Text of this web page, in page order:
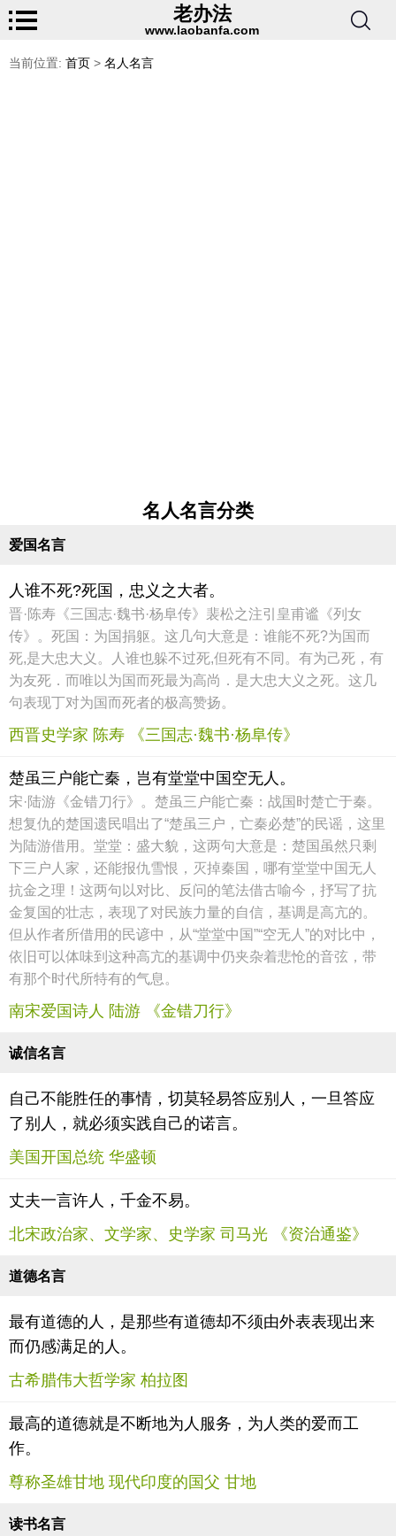
老办法
www.laobanfa.com
当前位置: 首页 > 名人名言
名人名言分类
爱国名言
人谁不死?死国，忠义之大者。
晋·陈寿《三国志·魏书·杨阜传》裴松之注引皇甫谧《列女
传》。死国：为国捐躯。这几句大意是：谁能不死?为国而
死,是大忠大义。人谁也躲不过死,但死有不同。有为己死，有
为友死．而唯以为国而死最为高尚．是大忠大义之死。这几
句表现丁对为国而死者的极高赞扬。
西晋史学家 陈寿 《三国志·魏书·杨阜传》
楚虽三户能亡秦，岂有堂堂中国空无人。
宋·陆游《金错刀行》。楚虽三户能亡秦：战国时楚亡于秦。
想复仇的楚国遗民唱出了“楚虽三户，亡秦必楚”的民谣，这里
为陆游借用。堂堂：盛大貌，这两句大意是：楚国虽然只剩
下三户人家，还能报仇雪恨，灭掉秦国，哪有堂堂中国无人
抗金之理！这两句以对比、反问的笔法借古喻今，抒写了抗
金复国的壮志，表现了对民族力量的自信，基调是高亢的。
但从作者所借用的民谚中，从“堂堂中国”“空无人”的对比中，
依旧可以体味到这种高亢的基调中仍夹杂着悲怆的音弦，带
有那个时代所特有的气息。
南宋爱国诗人 陆游 《金错刀行》
诚信名言
自己不能胜任的事情，切莫轻易答应别人，一旦答应
了别人，就必须实践自己的诺言。
美国开国总统 华盛顿
丈夫一言许人，千金不易。
北宋政治家、文学家、史学家 司马光 《资治通鉴》
道德名言
最有道德的人，是那些有道德却不须由外表表现出来
而仍感满足的人。
古希腊伟大哲学家 柏拉图
最高的道德就是不断地为人服务，为人类的爱而工
作。
尊称圣雄甘地 现代印度的国父 甘地
读书名言